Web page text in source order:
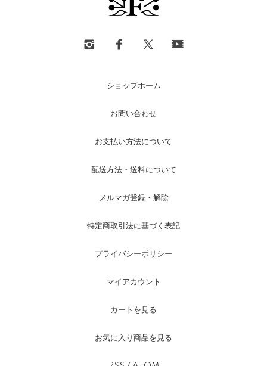
ショップホーム
お問い合わせ
お支払い方法について
配送方法・送料について
メルマガ登録・解除
特定商取引法に基づく表記
プライバシーポリシー
マイアカウント
カートを見る
お気に入り商品を見る